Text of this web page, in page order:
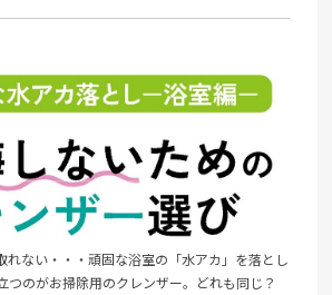
れない・・・頑固な浴室の「水アカ」を落とし
つのがお掃除用のクレンザー。どれも同じ？